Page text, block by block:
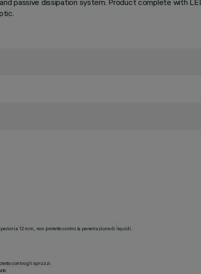
passive dissipation system. Product complete with
a 12 mm, non protetto contro la penetrazione di liquidi.
contro gli spruzzi.